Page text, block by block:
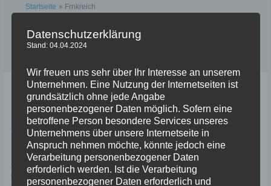
Startseite Frnkreich
Frnkreich
Motorradtour rund um die Iberische
Halbinsel – 2025
3 Kommentare / Iberische Halbinsel /NC70
In diesem Jahr umrunden wir die Iberische Halbinsel im Uhrzeigersinn. Von
Deutschland aus führt uns die geplante Route durch Frankreich, an der
spanischen Ostseite entlang bis Gibraltar. Der Südküste folgend fahren wir
dann nach Westen bis zur „Letzten Bratwurst vor Amerika“. Von dort aus
Datenschutzerklärung
Stand: 04.04.2024
Wir freuen uns sehr über Ihr Interesse an unserem
Unternehmen. Eine Nutzung der Internetseiten ist
grundsätzlich ohne jede Angabe
personenbezogener Daten möglich. Sofern eine
betroffene Person besondere Services unseres
Unternehmens über unsere Internetseite in
Anspruch nehmen möchte, könnte jedoch eine
Verarbeitung personenbezogener Daten
erforderlich werden. Ist die Verarbeitung
personenbezogener Daten erforderlich und